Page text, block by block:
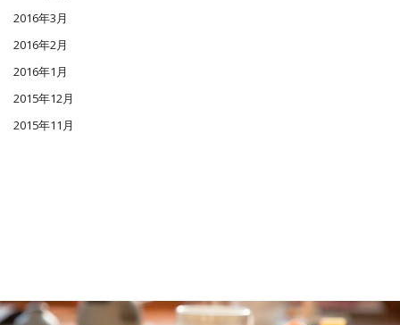
2016年3月
2016年2月
2016年1月
2015年12月
2015年11月